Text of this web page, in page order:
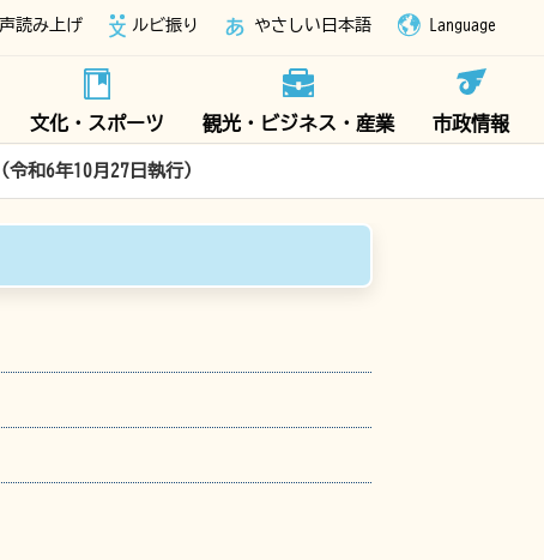
読み上げ ルビ振り やさしい日本語 Language
文化・スポーツ 観光・ビジネス・産業 市政情報
和6年10月27日執行）